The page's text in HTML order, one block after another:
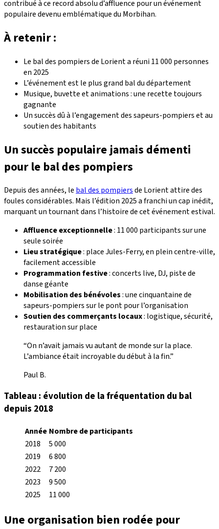
contribué à ce record absolu d’affluence pour un événement
populaire devenu emblématique du Morbihan.
À retenir :
Le bal des pompiers de Lorient a réuni 11 000 personnes
en 2025
L’événement est le plus grand bal du département
Musique, buvette et animations : une recette toujours
gagnante
Un succès dû à l’engagement des sapeurs-pompiers et au
soutien des habitants
Un succès populaire jamais démenti
pour le bal des pompiers
Depuis des années, lebal des pompiersde Lorient attire des
foules considérables. Mais l’édition 2025 a franchi un cap inédit,
marquant un tournant dans l’histoire de cet événement estival.
Affluence exceptionnelle: 11 000 participants sur une
seule soirée
Lieu stratégique: place Jules-Ferry, en plein centre-ville,
facilement accessible
Programmation festive: concerts live, DJ, piste de
danse géante
Mobilisation des bénévoles: une cinquantaine de
sapeurs-pompiers sur le pont pour l’organisation
Soutien des commerçants locaux: logistique, sécurité,
restauration sur place
“On n’avait jamais vu autant de monde sur la place.
L’ambiance était incroyable du début à la fin.”
Paul B.
Tableau : évolution de la fréquentation du bal
depuis 2018
Année Nombre de participants
2018
5 000
2019
6 800
2022
7 200
2023
9 500
2025
11 000
Une organisation bien rodée pour